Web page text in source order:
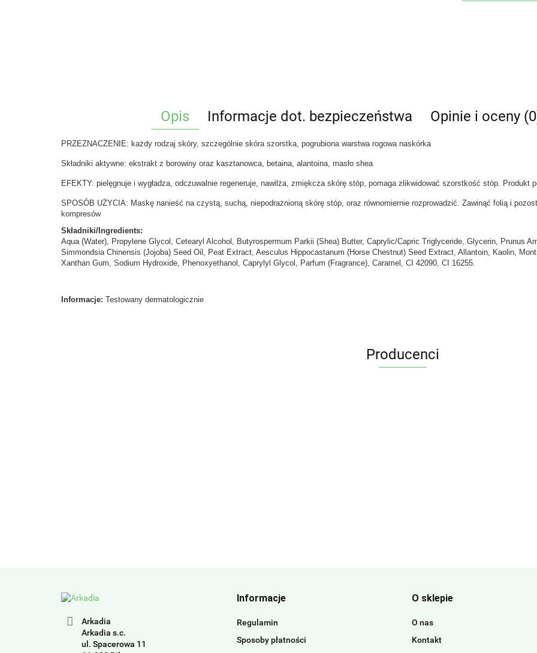
Opis Informacje dot. bezpieczeństwa Opinie i oceny
PRZEZNACZENIE: każdy rodzaj skóry, szczególnie skóra szorstka, pogrubiona warstwa rogowa naskórka
Składniki aktywne: ekstrakt z borowiny oraz kasztanowca, betaina, alantoina, masło shea
EFEKTY: pielęgnuje i wygładza, odczuwalnie regeneruje, nawilża, zmiękcza skórę stóp, pomaga zlikwidować szorstkość stóp. Produkt
SPOSÓB UŻYCIA: Maskę nanieść na czystą, suchą, niepodrażnioną skórę stóp, oraz równomiernie rozprowadzić. Zawinąć folią i
kompresów
Składniki/Ingredients:
Aqua (Water), Propylene Glycol, Cetearyl Alcohol, Butyrospermum Parkii (Shea) Butter, Caprylic/Capric Triglyceride, Glycerin, Prunus
Simmondsia Chinensis (Jojoba) Seed Oil, Peat Extract, Aesculus Hippocastanum (Horse Chestnut) Seed Extract, Allantoin, Kaolin,
Xanthan Gum, Sodium Hydroxide, Phenoxyethanol, Caprylyl Glycol, Parfum (Fragrance), Caramel, CI 42090, CI 16255.
Informacje: Testowany dermatologicznie
Producenci
Arkadia
Arkadia s.c.
ul. Spacerowa 11
Informacje
Regulamin
Sposoby płatności
O sklepie
O nas
Kontakt